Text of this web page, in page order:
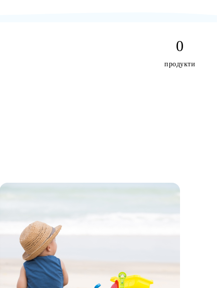
0
продукти